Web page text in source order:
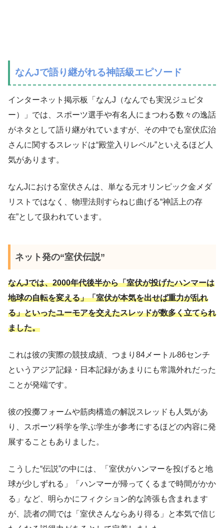
なんJで語り継がれる神話級エピソード
インターネット掲示板「なんJ（なんでも実況ジュピタ
ー）」では、スポーツ選手や有名人にまつわる数々の逸話
がネタとして語り継がれていますが、その中でも室伏広治
さんに関するスレッドは“殿堂入りレベル”といえるほど人
気があります。
なんJにおける室伏さんは、単なる元オリンピック金メダ
リストではなく、物理法則すらねじ曲げる“神話上の存
在”として扱われています。
ネット発の“室伏伝説”
なんJでは、2000年代後半から「室伏が投げたハンマーは
地球の自転を変える」「室伏が本気を出せば重力が乱れ
る」といったユーモアを交えたスレッドが数多く立てられ
ました。
これは彼の実際の競技成績、つまり84メートル86センチ
というアジア記録・日本記録があまりにも常識外れだった
ことが発端です。
彼の投擲フォームや筋肉構造の解説スレッドも人気があ
り、スポーツ科学を学ぶ学生が参考にするほどの内容に発
展することもありました。
こうした“伝説”の中には、「室伏がハンマーを投げると地
球が少しずれる」「ハンマーが帰ってくるまで時間がかか
る」など、明らかにフィクション的な誇張も含まれます
が、読者の間では「室伏さんならあり得る」と本気で信じ